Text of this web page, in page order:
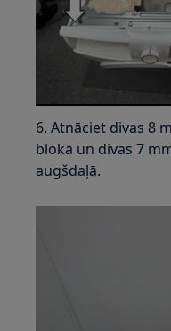
6. Atnāciet divas 8
blokā un divas 7
augšdaļā.